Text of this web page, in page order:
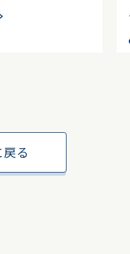
る